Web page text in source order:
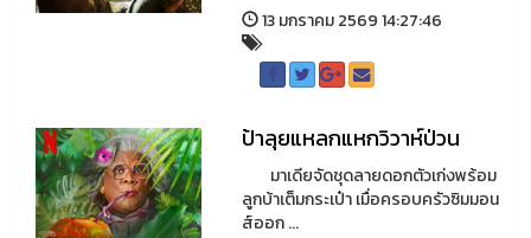
13 มกราคม 2569 14:27:46
ป้าลุยแหลกแหกวิวาห์ป่วน
มาเดียจัดชุดลายดอกตัวเก่งพร้อม
ลูกบ้าเต็มกระเป๋า เมื่อครอบครัวซิมมอน
ส์ออก ...